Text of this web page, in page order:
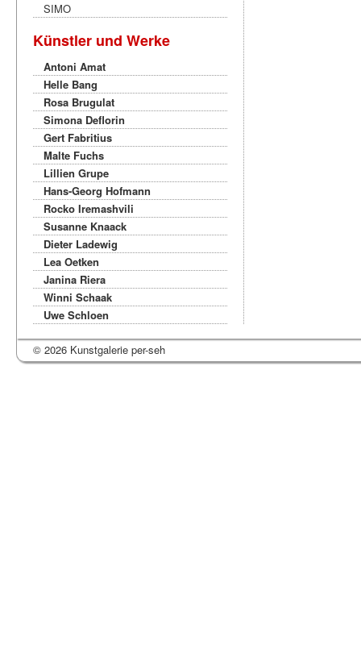
SIMO
Künstler und Werke
Antoni Amat
Helle Bang
Rosa Brugulat
Simona Deflorin
Gert Fabritius
Malte Fuchs
Lillien Grupe
Hans-Georg Hofmann
Rocko Iremashvili
Susanne Knaack
Dieter Ladewig
Lea Oetken
Janina Riera
Winni Schaak
Uwe Schloen
© 2026 Kunstgalerie per-seh